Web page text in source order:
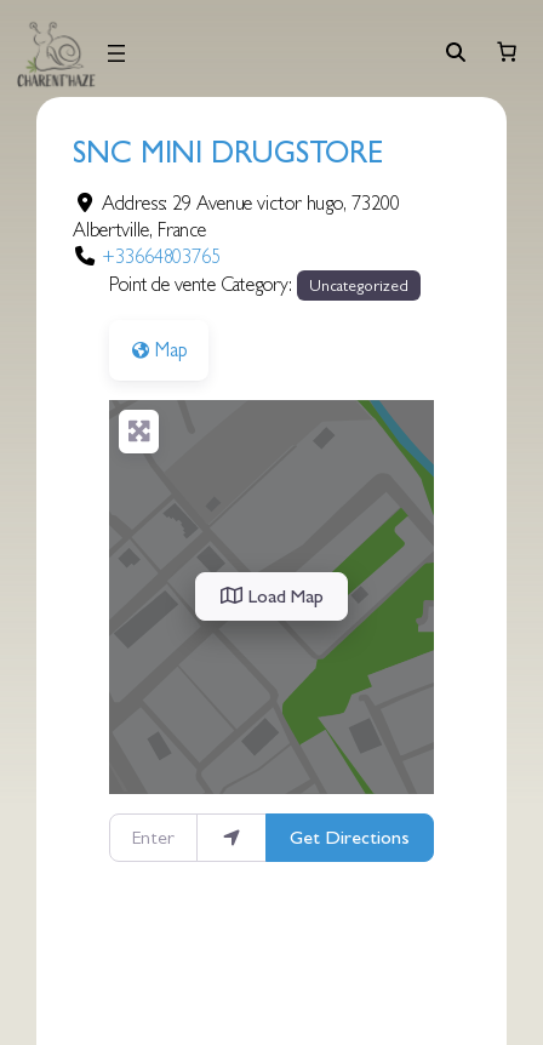
contenu
SNC MINI DRUGSTORE
Address: 29 Avenue victor hugo,73200
Albertville, France
+33664803765
Point de vente Category:
Uncategorized
Map
Load Map
Enter your location
Get Directions